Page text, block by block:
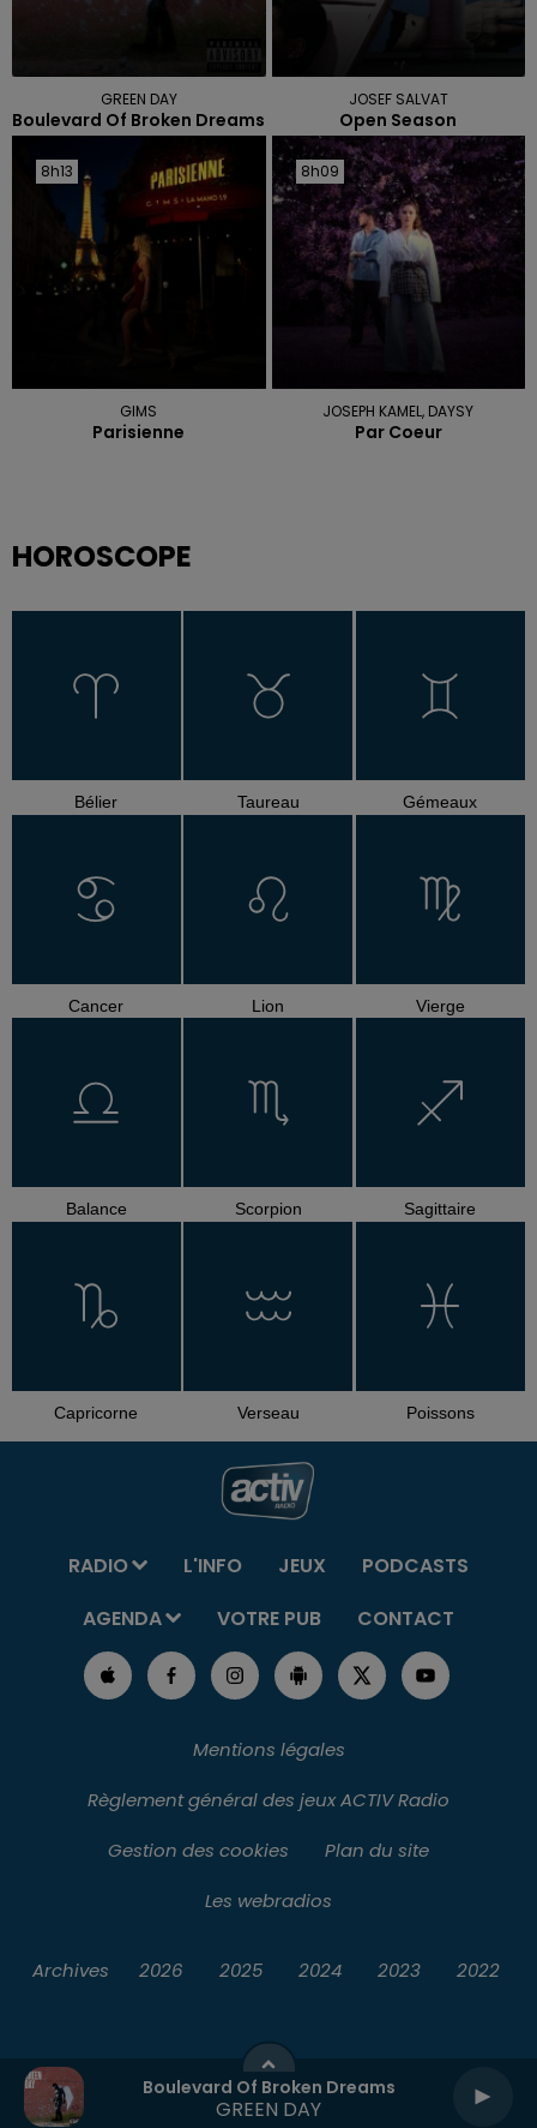
Boulevard Of Broken Dreams
GREEN DAY
GREEN DAY
Boulevard Of Broken Dreams
JOSEF SALVAT
Open Season
8h13
8h13
GIMS
Parisienne
8h09
8h09
JOSEPH KAMEL, DAYSY
Par Coeur
HOROSCOPE
Bélier Taureau Gémeaux
Cancer Lion Vierge
Balance Scorpion Sagittaire
Capricorne Verseau Poissons
RADIO L'INFO JEUX
PODCASTS
AGENDA
VOTRE PUB CONTACT
Mentions légales
Règlement général des jeux ACTIV Radio
Gestion des cookies
Plan du site
Les webradios
Archives 2026 2025 2024 2023 2022